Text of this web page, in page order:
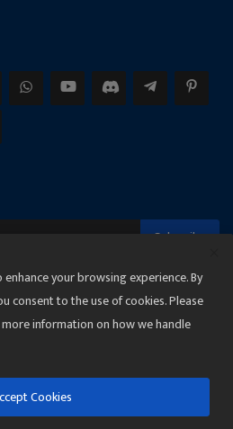
Subscribe
Privacy
your browsing experience. By
consent to the use of cookies. Please
information on how we handle
Cookies